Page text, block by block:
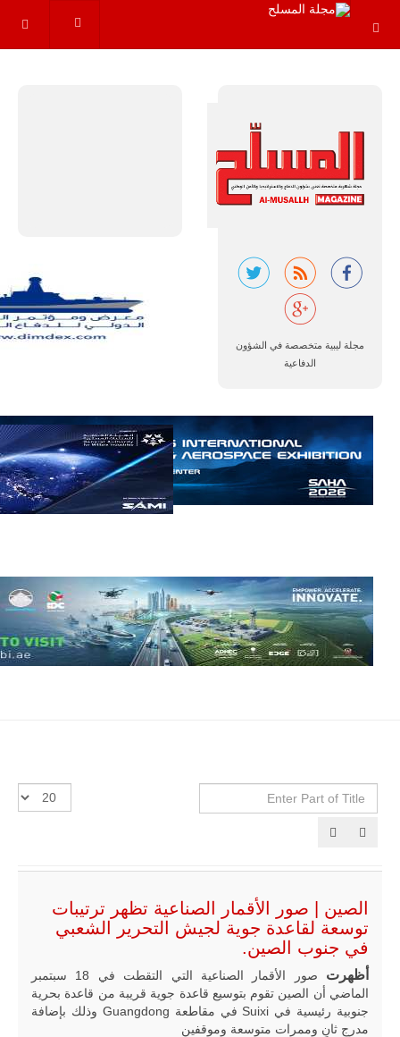
مجلة ليبية متخصصة في الشؤون
الدفاعية
أفريقيا
تتصدر العالم
في الطلب
إمبراير البرازيلية
للصناعات الجوية
أن تصبح القارة
الأفريقية أكبر
سوق عالمي
لطائرة الهجوم
الخفيف
عاماً المقبلة، مع
توقعات بتوريد
نحو 150…
للمزيد
أوريون مع
قوة الفيلق
الأفريقي في
مالي.
مع تصاعد حدة
الحرب الجوية
Enter
Part
عدد
الإظهارات:
الصين | صور الأقمار الصناعية تظهر ترتيبات
توسعة لقاعدة جوية لجيش التحرير الشعبي
في جنوب الصين.
أظهرت
صور الأقمار الصناعية التي التقطت في 18 سبتمبر
الماضي أن الصين تقوم بتوسيع قاعدة جوية قريبة من قاعدة بحرية
جنوبية رئيسية في Suixi في مقاطعة Guangdong وذلك بإضافة
مدرج ثانٍ وممرات متوسعة وموقفين